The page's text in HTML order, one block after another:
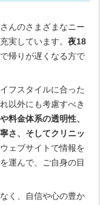
んのさまざまなニー
実しています。 夜18
帰りが遅くなる方で
フスタイルに合った
以外にも考慮すべき
料金体系の透明性、
さ、そしてクリニッ
ェブサイトで情報を
運んで、ご自身の目
く、自信や心の豊か